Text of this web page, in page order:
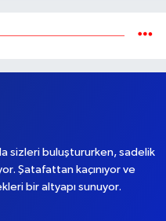
sizleri buluştururken, sadelik
Şatafattan kaçınıyor ve